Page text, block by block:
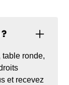
table ronde,
et recevez